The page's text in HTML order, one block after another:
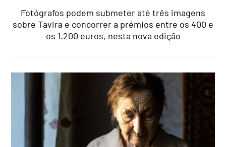
Fotógrafos podem submeter até três imagens
sobre Tavira e concorrer a prémios entre os 400 e
os 1.200 euros, nesta nova edição